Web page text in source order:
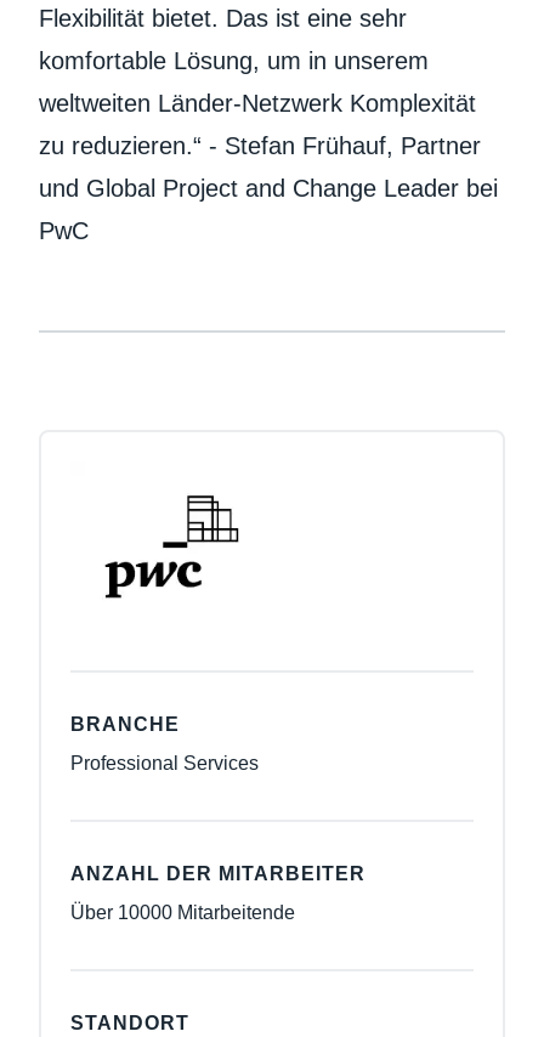
Flexibilität bietet. Das ist eine sehr
komfortable Lösung, um in unserem
weltweiten Länder-Netzwerk Komplexität
zu reduzieren.“ - Stefan Frühauf, Partner
und Global Project and Change Leader bei
PwC
BRANCHE
Professional Services
ANZAHL DER MITARBEITER
Über 10000 Mitarbeitende
STANDORT